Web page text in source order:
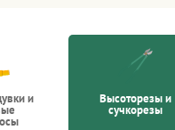
и Высоторезы и
сучкорезы